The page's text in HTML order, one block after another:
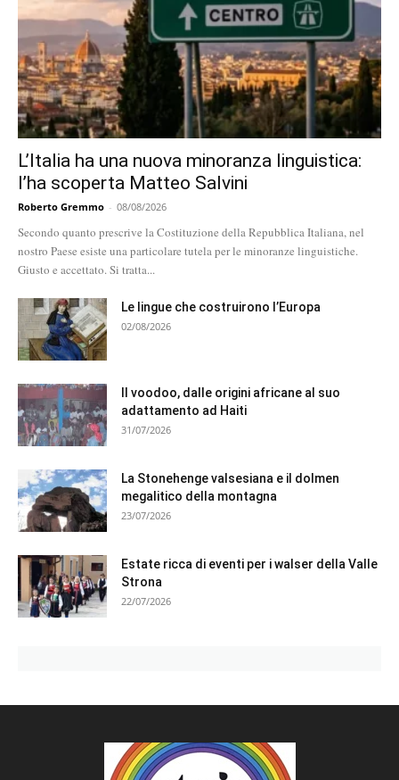
L’Italia ha una nuova minoranza linguistica:
l’ha scoperta Matteo Salvini
Roberto Gremmo - 08/08/2026
Secondo quanto prescrive la Costituzione della Repubblica Italiana, nel
nostro Paese esiste una particolare tutela per le minoranze linguistiche.
Giusto e accettato. Si tratta...
Le lingue che costruirono l’Europa
02/08/2026
Il voodoo, dalle origini africane al suo
adattamento ad Haiti
31/07/2026
La Stonehenge valsesiana e il dolmen
megalitico della montagna
23/07/2026
Estate ricca di eventi per i walser della Valle
Strona
22/07/2026